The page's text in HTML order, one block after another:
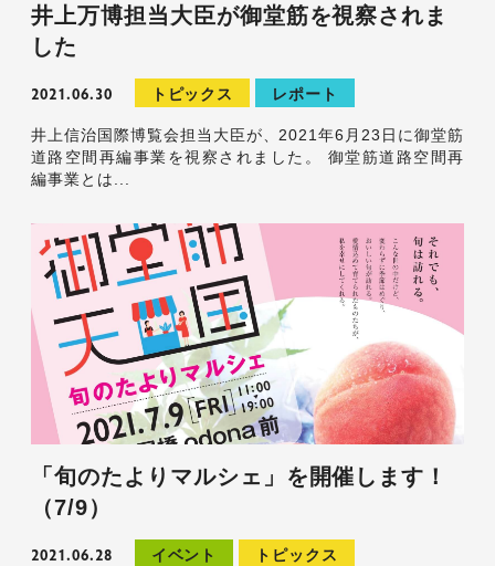
井上万博担当大臣が御堂筋を視察されま
した
2021.06.30 トピックス レポート
井上信治国際博覧会担当大臣が、2021年6月23日に御堂筋
道路空間再編事業を視察されました。 御堂筋道路空間再
編事業とは...
「旬のたよりマルシェ」を開催します！
（7/9）
2021.06.28 イベント
トピックス